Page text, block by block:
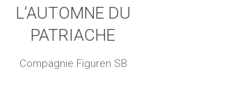
L’AUTOMNE DU
PATRIACHE
Compagnie Figuren SB